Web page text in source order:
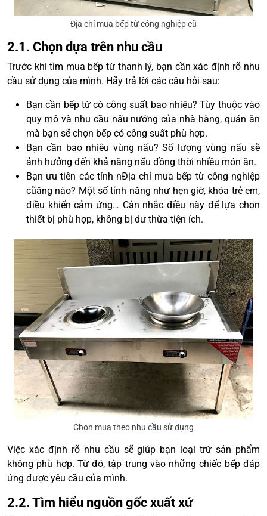
Địa chỉ mua bếp từ công nghiệp cũ
2.1. Chọn dựa trên nhu cầu
Trước khi tìm mua bếp từ thanh lý, bạn cần xác định rõ nhu
cầu sử dụng của mình. Hãy trả lời các câu hỏi sau:
Bạn cần bếp từ có công suất bao nhiêu? Tùy thuộc vào
quy mô và nhu cầu nấu nướng của nhà hàng, quán ăn
mà bạn sẽ chọn bếp có công suất phù hợp.
Bạn cần bao nhiêu vùng nấu? Số lượng vùng nấu sẽ
ảnh hưởng đến khả năng nấu đồng thời nhiều món ăn.
Bạn ưu tiên các tính nĐịa chỉ mua bếp từ công nghiệp
cũăng nào? Một số tính năng như hẹn giờ, khóa trẻ em,
điều khiển cảm ứng… Cân nhắc điều này để lựa chọn
thiết bị phù hợp, không bị dư thừa tiện ích.
Chọn mua theo nhu cầu sử dụng
Việc xác định rõ nhu cầu sẽ giúp bạn loại trừ sản phẩm
không phù hợp. Từ đó, tập trung vào những chiếc bếp đáp
ứng được yêu cầu của mình.
2.2. Tìm hiểu nguồn gốc xuất xứ